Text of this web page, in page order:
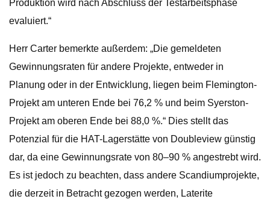
Produktion wird nach Abschluss der Testarbeitsphase
evaluiert.“
Herr Carter bemerkte außerdem: „Die gemeldeten
Gewinnungsraten für andere Projekte, entweder in
Planung oder in der Entwicklung, liegen beim Flemington-
Projekt am unteren Ende bei 76,2 % und beim Syerston-
Projekt am oberen Ende bei 88,0 %.“ Dies stellt das
Potenzial für die HAT-Lagerstätte von Doubleview günstig
dar, da eine Gewinnungsrate von 80–90 % angestrebt wird.
Es ist jedoch zu beachten, dass andere Scandiumprojekte,
die derzeit in Betracht gezogen werden, Laterite